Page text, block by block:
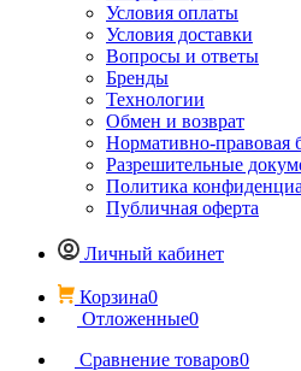
Условия оплаты
Условия доставки
Вопросы и ответы
Бренды
Технологии
Обмен и возврат
Нормативно-правовая
Разрешительные
Политика
Публичная оферта
Личный кабинет
Корзина0
Отложенные0
Сравнение товаров0